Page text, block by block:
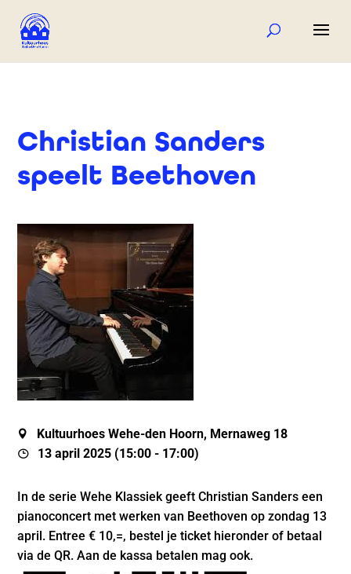
Christian Sanders
speelt Beethoven
Kultuurhoes Wehe-den Hoorn, Mernaweg 18
13 april 2025 (15:00 - 17:00)
In de serie Wehe Klassiek geeft Christian Sanders een
pianoconcert met werken van Beethoven op zondag 13
april. Entree € 10,=, bestel je ticket hieronder of betaal
via de QR. Aan de kassa betalen mag ook.